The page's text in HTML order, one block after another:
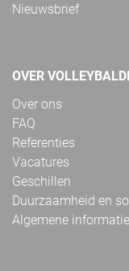
Nieuwsbrief
OVER
Over ons
FAQ
Referenties
Vacatures
Geschillen
Duurzaamheid en
Algemene informatie